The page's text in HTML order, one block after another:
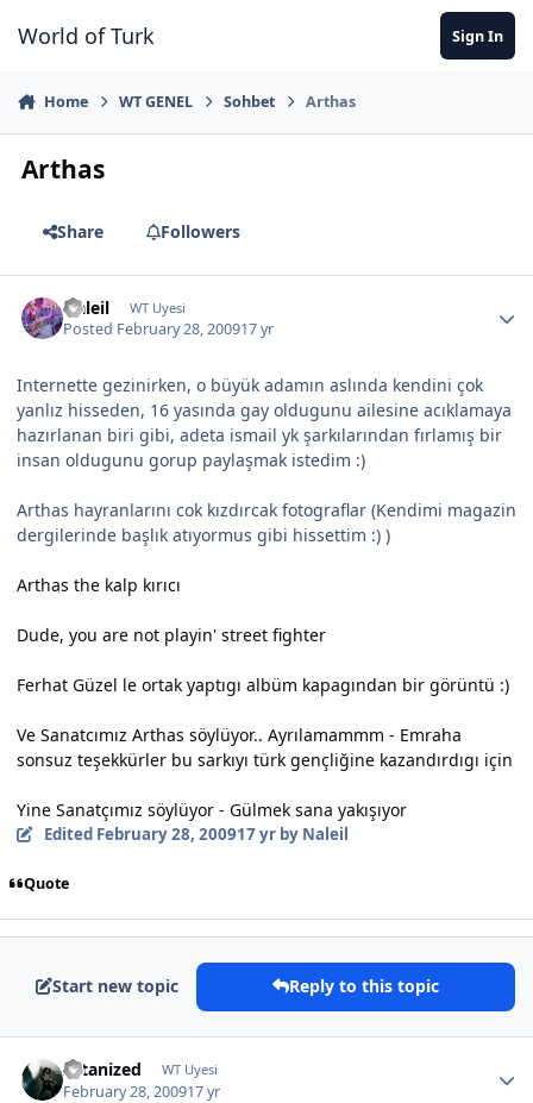
World of Turk Sign In
Home WT GENEL Sohbet Arthas
Arthas
Share Followers
Naleil WT Uyesi
Posted February 28, 200917 yr
Internette gezinirken, o büyük adamın aslında kendini çok
yanlız hisseden, 16 yasında gay oldugunu ailesine acıklamaya
hazırlanan biri gibi, adeta ismail yk şarkılarından fırlamış bir
insan oldugunu gorup paylaşmak istedim :)
Arthas hayranlarını cok kızdırcak fotograflar (Kendimi magazin
dergilerinde başlık atıyormus gibi hissettim :) )
Arthas the kalp kırıcı
Dude, you are not playin' street fighter
Ferhat Güzel le ortak yaptıgı albüm kapagından bir görüntü :)
Ve Sanatcımız Arthas söylüyor.. Ayrılamammm - Emraha
sonsuz teşekkürler bu sarkıyı türk gençliğine kazandırdıgı için
Yine Sanatçımız söylüyor - Gülmek sana yakışıyor
Edited February 28, 200917 yrby Naleil
Quote
Start new topic Reply to this topic
satanized WT Uyesi
February 28, 200917 yr